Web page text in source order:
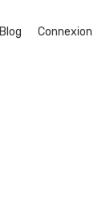
Blog Connexion